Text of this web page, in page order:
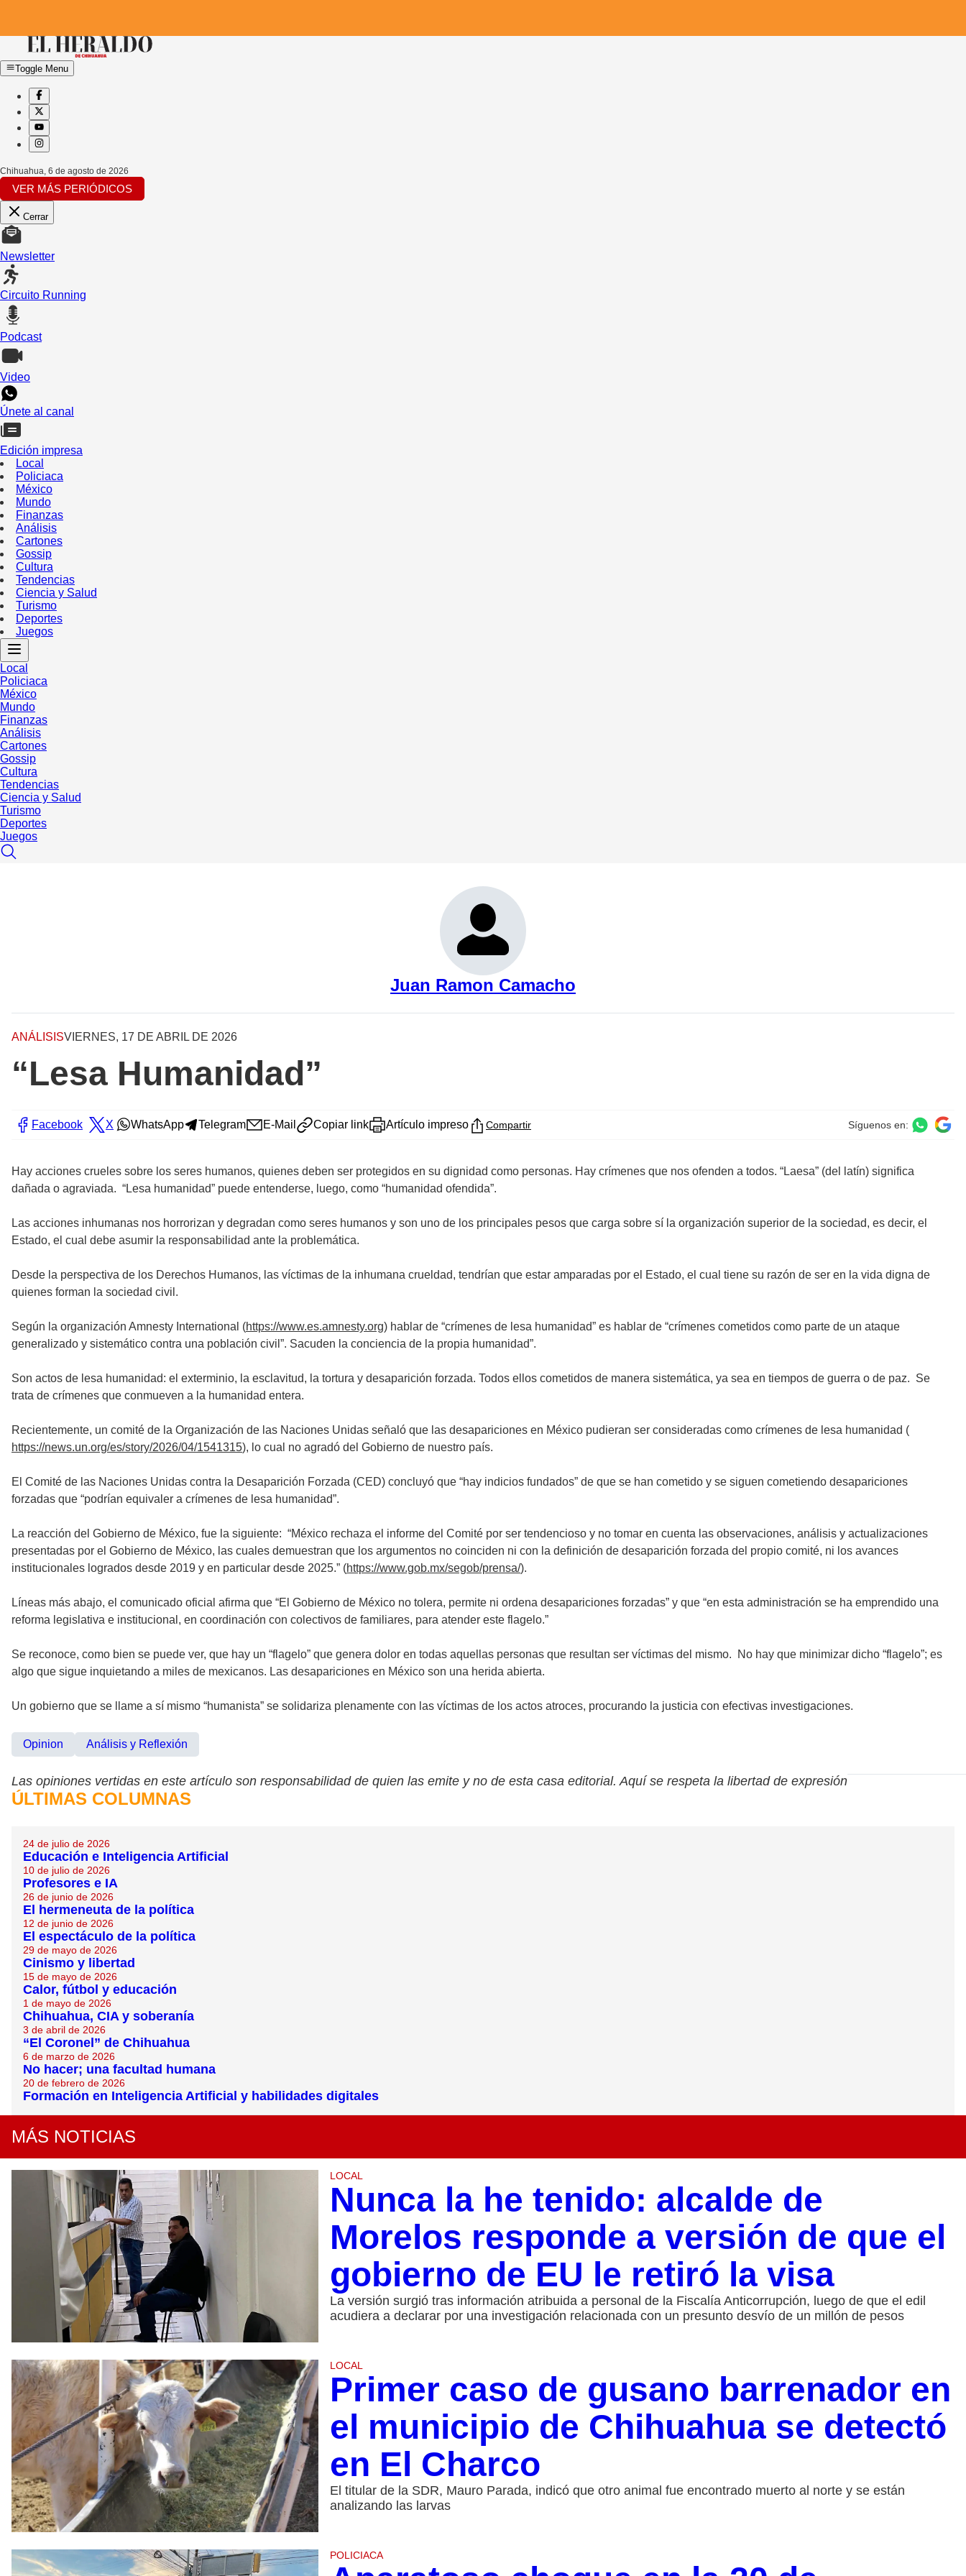
Toggle Menu
Chihuahua 6 de agosto de 2026
VER MÁS PERIÓDICOS
Cerrar
Newsletter
Circuito Running
Podcast
Video
Únete al canal
Edición impresa
Local
Policiaca
México
Mundo
Finanzas
Análisis
Cartones
Gossip
Cultura
Tendencias
Ciencia y Salud
Turismo
Deportes
Juegos
Local
Policiaca
México
Mundo
Finanzas
Análisis
Cartones
Gossip
Cultura
Tendencias
Ciencia y Salud
Turismo
Deportes
Juegos
Juan Ramon Camacho
ANÁLISISVIERNES, 17 DE ABRIL DE 2026
“Lesa Humanidad”
Facebook X WhatsApp Telegram E-Mail Copiar link Artículo impreso Compartir Síguenos en:
Hay acciones crueles sobre los seres humanos, quienes deben ser protegidos en su dignidad como personas. Hay crímenes que nos ofenden a todos. “Laesa” (del latín) significa
dañada o agraviada. “Lesa humanidad” puede entenderse, luego, como “humanidad ofendida”.
Las acciones inhumanas nos horrorizan y degradan como seres humanos y son uno de los principales pesos que carga sobre sí la organización superior de la sociedad, es decir, el
Estado, el cual debe asumir la responsabilidad ante la problemática.
Desde la perspectiva de los Derechos Humanos, las víctimas de la inhumana crueldad, tendrían que estar amparadas por el Estado, el cual tiene su razón de ser en la vida digna de
quienes forman la sociedad civil.
Según la organización Amnesty International (https://www.es.amnesty.org) hablar de “crímenes de lesa humanidad” es hablar de “crímenes cometidos como parte de un ataque
generalizado y sistemático contra una población civil”. Sacuden la conciencia de la propia humanidad”.
Son actos de lesa humanidad: el exterminio, la esclavitud, la tortura y desaparición forzada. Todos ellos cometidos de manera sistemática, ya sea en tiempos de guerra o de paz. Se
trata de crímenes que conmueven a la humanidad entera.
Recientemente, un comité de la Organización de las Naciones Unidas señaló que las desapariciones en México pudieran ser consideradas como crímenes de lesa humanidad (
https://news.un.org/es/story/2026/04/1541315), lo cual no agradó del Gobierno de nuestro país.
El Comité de las Naciones Unidas contra la Desaparición Forzada (CED) concluyó que “hay indicios fundados” de que se han cometido y se siguen cometiendo desapariciones
forzadas que “podrían equivaler a crímenes de lesa humanidad”.
La reacción del Gobierno de México, fue la siguiente: “México rechaza el informe del Comité por ser tendencioso y no tomar en cuenta las observaciones, análisis y actualizaciones
presentadas por el Gobierno de México, las cuales demuestran que los argumentos no coinciden ni con la definición de desaparición forzada del propio comité, ni los avances
institucionales logrados desde 2019 y en particular desde 2025.” (https://www.gob.mx/segob/prensa/).
Líneas más abajo, el comunicado oficial afirma que “El Gobierno de México no tolera, permite ni ordena desapariciones forzadas” y que “en esta administración se ha emprendido una
reforma legislativa e institucional, en coordinación con colectivos de familiares, para atender este flagelo.”
Se reconoce, como bien se puede ver, que hay un “flagelo” que genera dolor en todas aquellas personas que resultan ser víctimas del mismo. No hay que minimizar dicho “flagelo”; es
algo que sigue inquietando a miles de mexicanos. Las desapariciones en México son una herida abierta.
Un gobierno que se llame a sí mismo “humanista” se solidariza plenamente con las víctimas de los actos atroces, procurando la justicia con efectivas investigaciones.
Opinion Análisis y Reflexión
Las opiniones vertidas en este artículo son responsabilidad de quien las emite y no de esta casa editorial. Aquí se respeta la libertad de expresión
ÚLTIMAS COLUMNAS
24 de julio de 2026
Educación e Inteligencia Artificial
10 de julio de 2026
Profesores e IA
26 de junio de 2026
El hermeneuta de la política
12 de junio de 2026
El espectáculo de la política
29 de mayo de 2026
Cinismo y libertad
15 de mayo de 2026
Calor, fútbol y educación
1 de mayo de 2026
Chihuahua, CIA y soberanía
3 de abril de 2026
“El Coronel” de Chihuahua
6 de marzo de 2026
No hacer; una facultad humana
20 de febrero de 2026
Formación en Inteligencia Artificial y habilidades digitales
MÁS NOTICIAS
LOCAL
Nunca la he tenido: alcalde de
Morelos responde a versión de que el
gobierno de EU le retiró la visa
La versión surgió tras información atribuida a personal de la Fiscalía Anticorrupción, luego de que el edil
acudiera a declarar por una investigación relacionada con un presunto desvío de un millón de pesos
LOCAL
Primer caso de gusano barrenador en
el municipio de Chihuahua se detectó
en El Charco
El titular de la SDR, Mauro Parada, indicó que otro animal fue encontrado muerto al norte y se están
analizando las larvas
POLICIACA